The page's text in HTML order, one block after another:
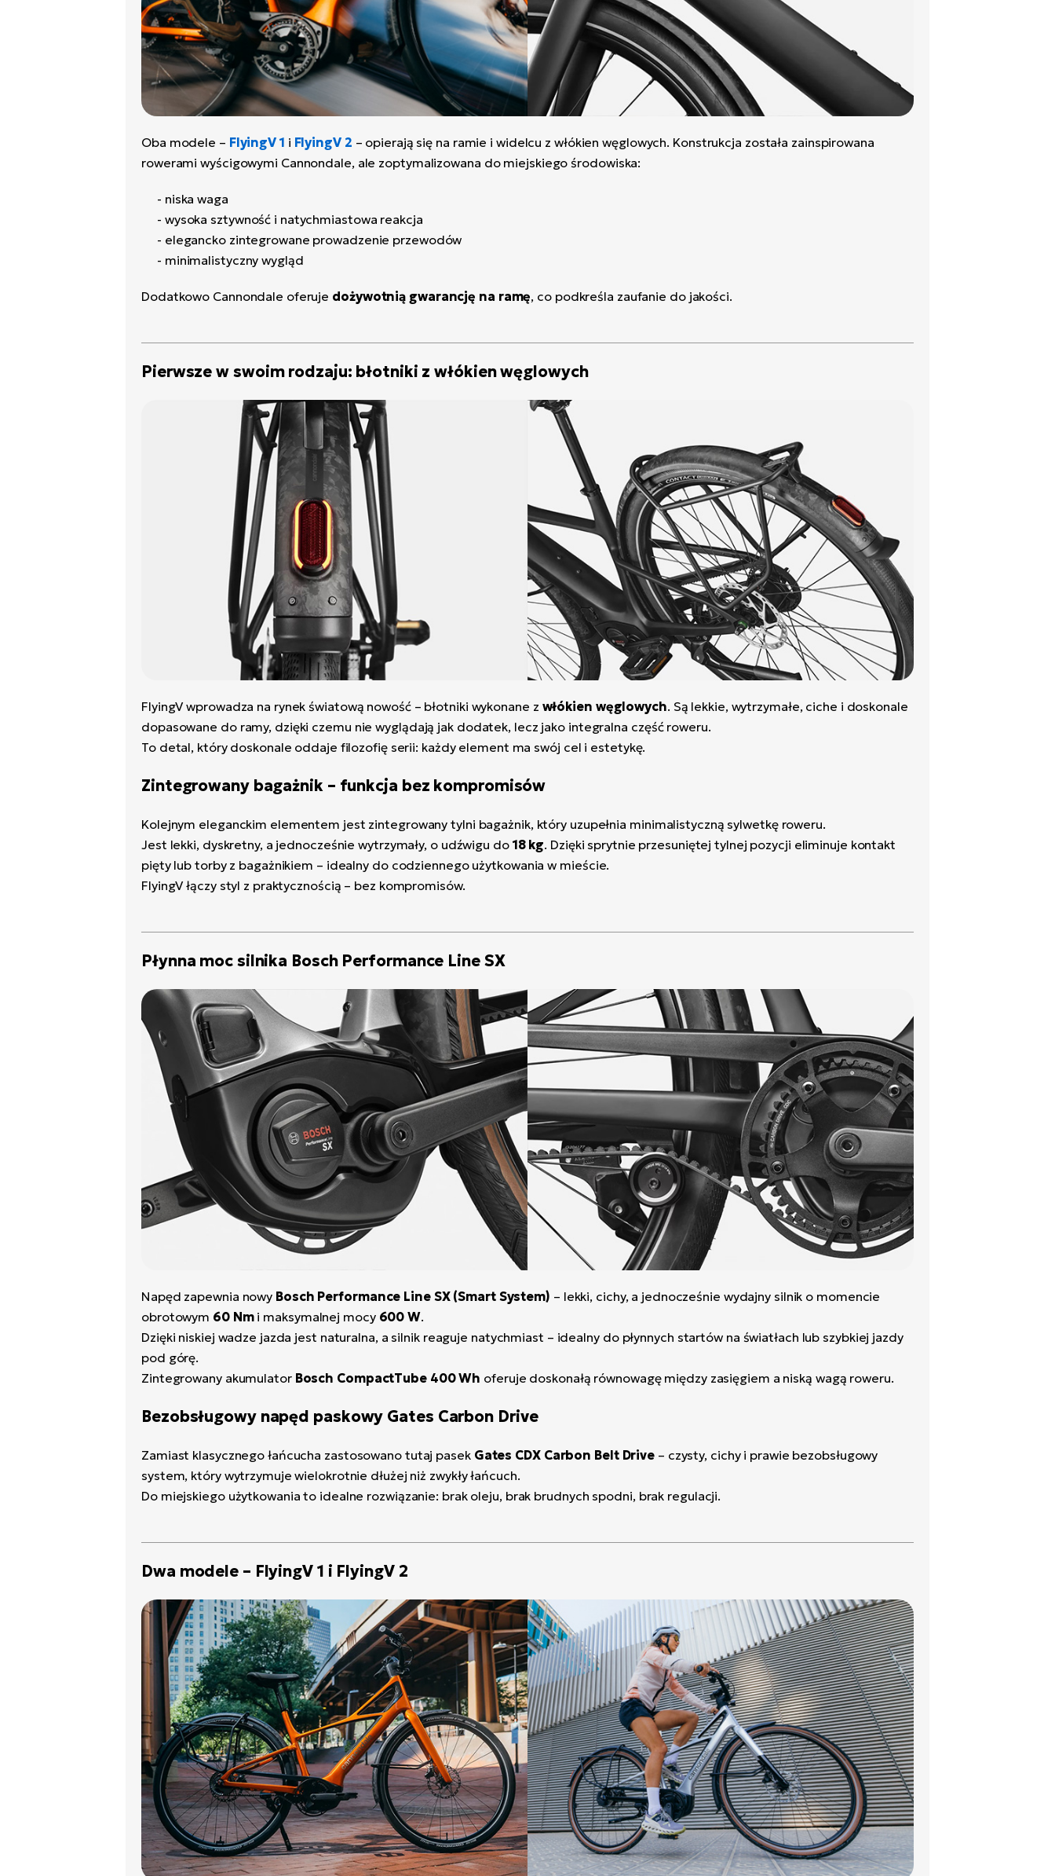
Oba modele – FlyingV 1 i FlyingV 2 – opierają się na ramie i widelcu z włókien węglowych. Konstrukcja została zainspirowana
rowerami wyścigowymi Cannondale, ale zoptymalizowana do miejskiego środowiska:
- niska waga
- wysoka sztywność i natychmiastowa reakcja
- elegancko zintegrowane prowadzenie przewodów
- minimalistyczny wygląd
Dodatkowo Cannondale oferuje dożywotnią gwarancję na ramę, co podkreśla zaufanie do jakości.
Pierwsze w swoim rodzaju: błotniki z włókien węglowych
FlyingV wprowadza na rynek światową nowość – błotniki wykonane z włókien węglowych. Są lekkie, wytrzymałe, ciche i doskonale
dopasowane do ramy, dzięki czemu nie wyglądają jak dodatek, lecz jako integralna część roweru.
To detal, który doskonale oddaje filozofię serii: każdy element ma swój cel i estetykę.
Zintegrowany bagażnik – funkcja bez kompromisów
Kolejnym eleganckim elementem jest zintegrowany tylni bagażnik, który uzupełnia minimalistyczną sylwetkę roweru.
Jest lekki, dyskretny, a jednocześnie wytrzymały, o udźwigu do 18 kg. Dzięki sprytnie przesuniętej tylnej pozycji eliminuje kontakt
pięty lub torby z bagażnikiem – idealny do codziennego użytkowania w mieście.
FlyingV łączy styl z praktycznością – bez kompromisów.
Płynna moc silnika Bosch Performance Line SX
Napęd zapewnia nowy Bosch Performance Line SX (Smart System) – lekki, cichy, a jednocześnie wydajny silnik o momencie
obrotowym 60 Nmi maksymalnej mocy 600 W.
Dzięki niskiej wadze jazda jest naturalna, a silnik reaguje natychmiast – idealny do płynnych startów na światłach lub szybkiej jazdy
pod górę.
Zintegrowany akumulator Bosch CompactTube 400 Wh oferuje doskonałą równowagę między zasięgiem a niską wagą roweru.
Bezobsługowy napęd paskowy Gates Carbon Drive
Zamiast klasycznego łańcucha zastosowano tutaj pasek Gates CDX Carbon Belt Drive – czysty, cichy i prawie bezobsługowy
system, który wytrzymuje wielokrotnie dłużej niż zwykły łańcuch.
Do miejskiego użytkowania to idealne rozwiązanie: brak oleju, brak brudnych spodni, brak regulacji.
Dwa modele – FlyingV 1 i FlyingV 2